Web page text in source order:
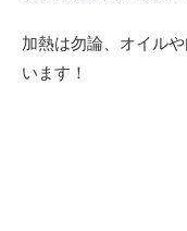
加熱は勿論、オイル
います！